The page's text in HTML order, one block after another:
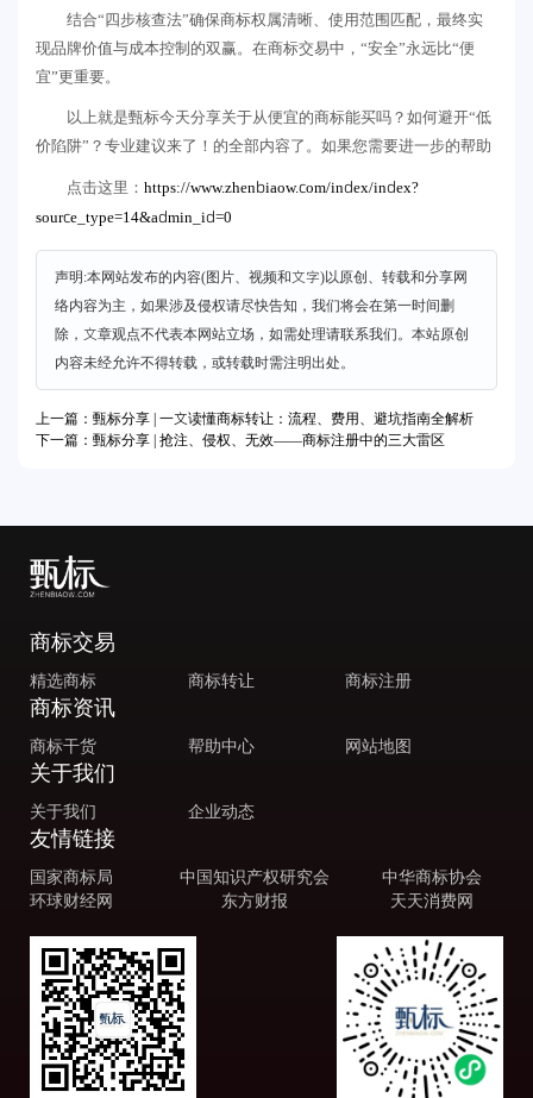
结合“四步核查法”确保商标权属清晰、使用范围匹配，最终实
现品牌价值与成本控制的双赢。在商标交易中，“安全”永远比“便
宜”更重要。
以上就是甄标今天分享关于从便宜的商标能买吗？如何避开“低
价陷阱”？专业建议来了！的全部内容了。如果您需要进一步的帮助
点击这里： https://www.zhenbiaow.com/index/index?
source_type=14&admin_id=0
声明:本网站发布的内容(图片、视频和文字)以原创、转载和分享网
络内容为主，如果涉及侵权请尽快告知，我们将会在第一时间删
除，文章观点不代表本网站立场，如需处理请联系我们。本站原创
内容未经允许不得转载，或转载时需注明出处。
上一篇：甄标分享 | 一文读懂商标转让：流程、费用、避坑指南全解析
下一篇：甄标分享 | 抢注、侵权、无效——商标注册中的三大雷区
商标交易
精选商标 商标转让 商标注册
商标资讯
商标干货 帮助中心 网站地图
关于我们
关于我们 企业动态
友情链接
国家商标局 中国知识产权研究会
中华商标协会
环球财经网
东方财报 天天消费网